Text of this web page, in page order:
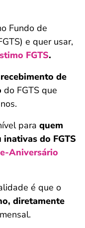
Fundo de
e quer usar,
FGTS.
de
do FGTS que
para quem
do FGTS
Aniversário
é que o
diretamente